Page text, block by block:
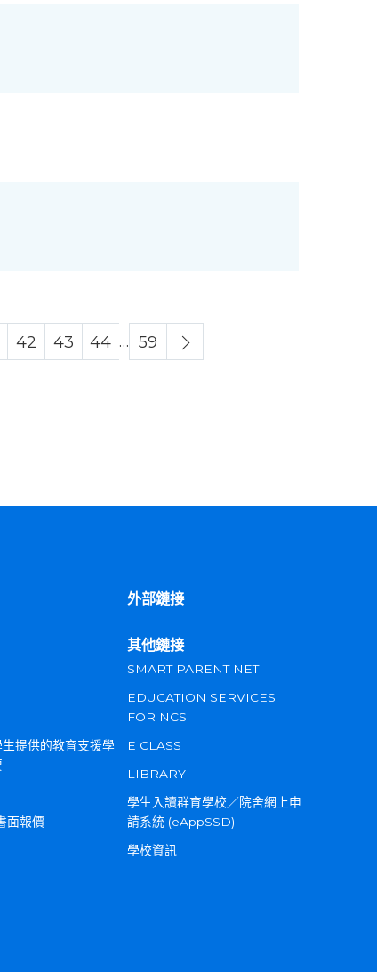
42 43 44 … 59
提供的教育支援學
面報價
外部鏈接
其他鏈接
SMART PARENT NET
EDUCATION SERVICES
FOR NCS
E CLASS
LIBRARY
學生入讀群育學校／院舍網上申
請系統 (eAppSSD)
學校資訊